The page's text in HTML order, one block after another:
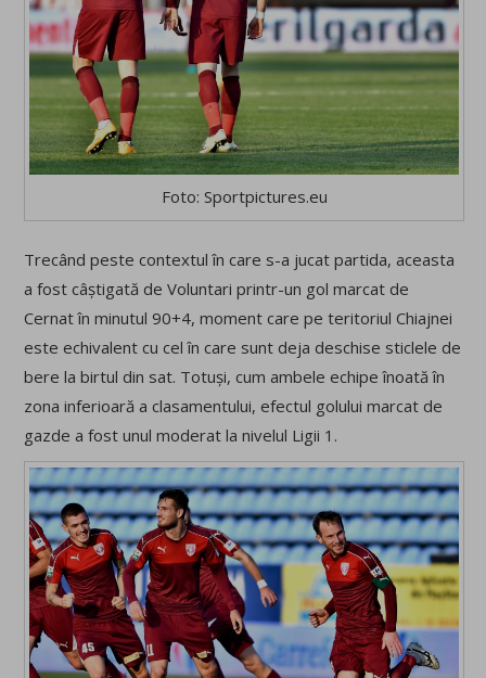
Foto: Sportpictures.eu
Trecând peste contextul în care s-a jucat partida, aceasta
a fost câștigată de Voluntari printr-un gol marcat de
Cernat în minutul 90+4, moment care pe teritoriul Chiajnei
este echivalent cu cel în care sunt deja deschise sticlele de
bere la birtul din sat. Totuși, cum ambele echipe înoată în
zona inferioară a clasamentului, efectul golului marcat de
gazde a fost unul moderat la nivelul Ligii 1.